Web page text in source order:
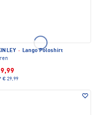
· Lango Poloshirt
€ 29,99